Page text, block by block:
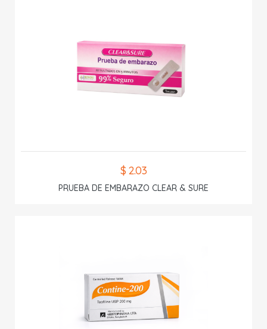
$ 2.03
PRUEBA DE EMBARAZO CLEAR & SURE